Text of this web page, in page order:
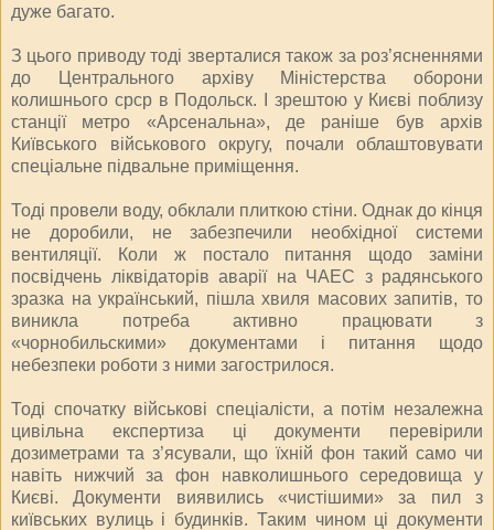
дуже багато.
З цього приводу тоді зверталися також за роз’ясненнями
до Центрального архіву Міністерства оборони
колишнього срср в Подольск. І зрештою у Києві поблизу
станції метро «Арсенальна», де раніше був архів
Київського військового округу, почали облаштовувати
спеціальне підвальне приміщення.
Тоді провели воду, обклали плиткою стіни. Однак до кінця
не доробили, не забезпечили необхідної системи
вентиляції. Коли ж постало питання щодо заміни
посвідчень ліквідаторів аварії на ЧАЕС з радянського
зразка на український, пішла хвиля масових запитів, то
виникла потреба активно працювати з
«чорнобильскими» документами і питання щодо
небезпеки роботи з ними загострилося.
Тоді спочатку військові спеціалісти, а потім незалежна
цивільна експертиза ці документи перевірили
дозиметрами та з’ясували, що їхній фон такий само чи
навіть нижчий за фон навколишнього середовища у
Києві. Документи виявились «чистішими» за пил з
київських вулиць і будинків. Таким чином ці документи